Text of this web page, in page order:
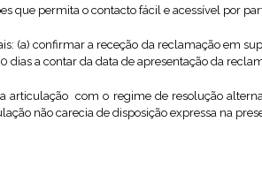
que permita o contacto fácil e acessível por
(a) confirmar a receção da reclamação em
dias a contar da data de apresentação da
articulação com o regime de resolução
não carecia de disposição expressa na